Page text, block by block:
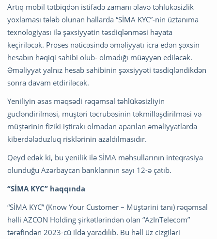
Artıq mobil tətbiqdən istifadə zamanı əlavə təhlükəsizlik
yoxlaması tələb olunan hallarda “SİMA KYC”-nin üztanıma
texnologiyası ilə şəxsiyyətin təsdiqlənməsi həyata
keçiriləcək. Proses nəticəsində əməliyyatı icra edən şəxsin
hesabın həqiqi sahibi olub- olmadığı müəyyən ediləcək.
Əməliyyat yalnız hesab sahibinin şəxsiyyəti təsdiqləndikdən
sonra davam etdiriləcək.
Yeniliyin əsas məqsədi rəqəmsal təhlükəsizliyin
gücləndirilməsi, müştəri təcrübəsinin təkmilləşdirilməsi və
müştərinin fiziki iştirakı olmadan aparılan əməliyyatlarda
kiberdələduzluq risklərinin azaldılmasıdır.
Qeyd edək ki, bu yenilik ilə SİMA məhsullarının inteqrasiya
olunduğu Azərbaycan banklarının sayı 12-ə çatıb.
“SİMA KYC” haqqında
“SİMA KYC” (Know Your Customer – Müştərini tanı) rəqəmsal
həlli AZCON Holding şirkətlərindən olan “AzInTelecom”
tərəfindən 2023-cü ildə yaradılıb. Bu həll üz cizgiləri